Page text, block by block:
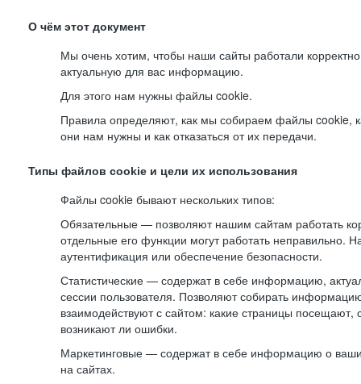
О чём этот документ
Мы очень хотим, чтобы наши сайты работали
актуальную для вас информацию.
Для этого нам нужны файлы cookie.
Правила определяют, как мы собираем файлы cookie,
они нам нужны и как отказаться от их передачи.
Типы файлов cookie и цели их использования
Файлы cookie бывают нескольких типов:
Обязательные — позволяют нашим сайтам работать
отдельные его функции могут работать неправильно.
аутентификация или обеспечение безопасности.
Статистические — содержат в себе информацию,
сессии пользователя. Позволяют собирать
взаимодействуют с сайтом: какие страницы посещают,
возникают ли ошибки.
Маркетинговые — содержат в себе информацию о
на сайтах.